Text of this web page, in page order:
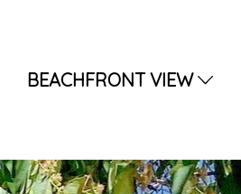
BEACHFRONT VIEW